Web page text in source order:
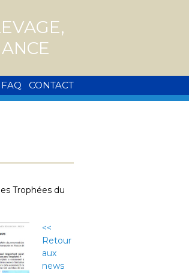
FAQ CONTACT
Trophées du
<<
Retour
aux
news